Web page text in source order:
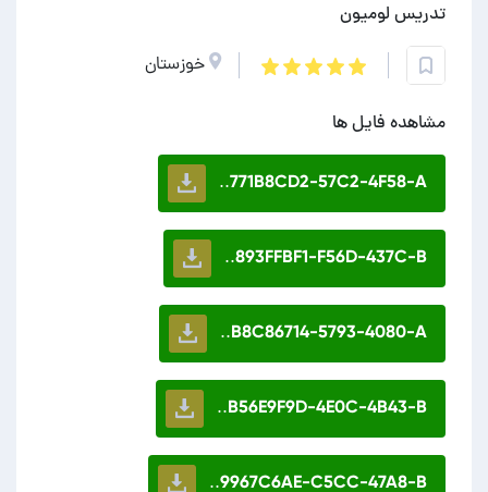
تدریس لومیون
خوزستان
مشاهده فایل ها
771B8CD2-57C2-4F58-A..
893FFBF1-F56D-437C-B..
B8C86714-5793-4080-A..
B56E9F9D-4E0C-4B43-B..
9967C6AE-C5CC-47A8-B..